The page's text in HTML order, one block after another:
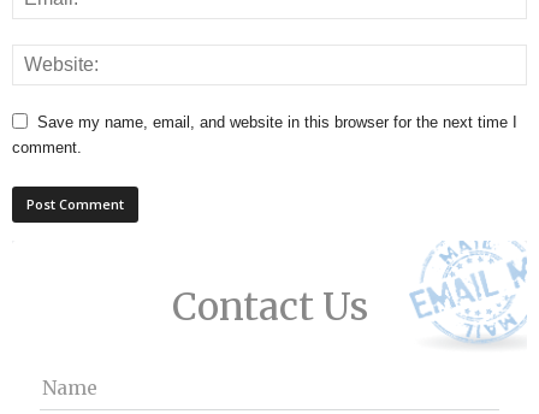
Save my name, email, and website in this browser for the next time I
comment.
Contact Us
Name